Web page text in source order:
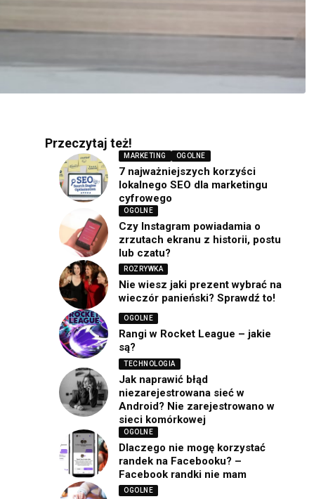
Przeczytaj też!
MARKETING OGOLNE
7 najważniejszych korzyści
lokalnego SEO dla marketingu
cyfrowego
OGOLNE
Czy Instagram powiadamia o
zrzutach ekranu z historii, postu
lub czatu?
ROZRYWKA
Nie wiesz jaki prezent wybrać na
wieczór panieński? Sprawdź to!
OGOLNE
Rangi w Rocket League – jakie
są?
TECHNOLOGIA
Jak naprawić błąd
niezarejestrowana sieć w
Android? Nie zarejestrowano w
sieci komórkowej
OGOLNE
Dlaczego nie mogę korzystać
randek na Facebooku? –
Facebook randki nie mam
OGOLNE